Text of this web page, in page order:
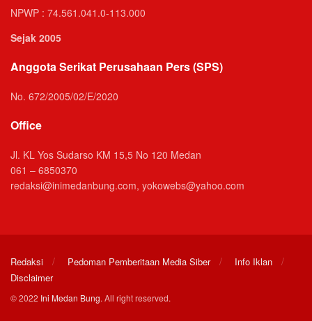
NPWP : 74.561.041.0-113.000
Sejak 2005
Anggota Serikat Perusahaan Pers (SPS)
No. 672/2005/02/E/2020
Office
Jl. KL Yos Sudarso KM 15,5 No 120 Medan
061 – 6850370
redaksi@inimedanbung.com, yokowebs@yahoo.com
Redaksi Pedoman Pemberitaan Media Siber
Info Iklan
Disclaimer
© 2022 Ini Medan Bung. All right reserved.